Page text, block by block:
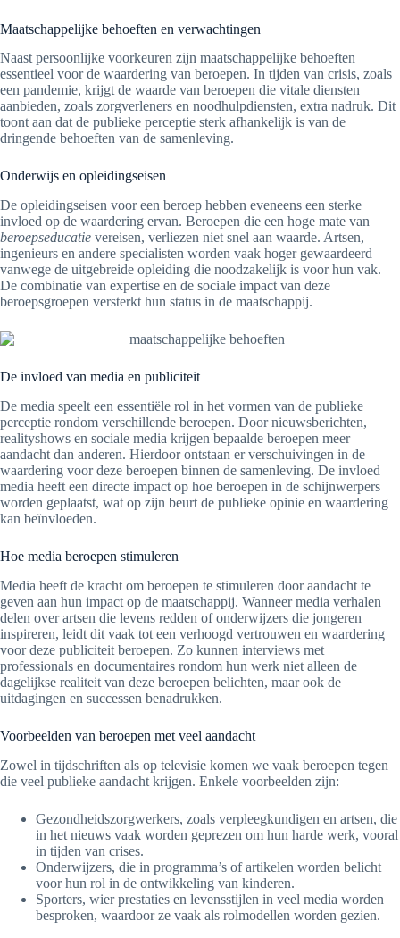
Maatschappelijke behoeften en verwachtingen
Naast persoonlijke voorkeuren zijn maatschappelijke behoeften
essentieel voor de waardering van beroepen. In tijden van crisis, zoals
een pandemie, krijgt de waarde van beroepen die vitale diensten
aanbieden, zoals zorgverleners en noodhulpdiensten, extra nadruk. Dit
toont aan dat de publieke perceptie sterk afhankelijk is van de
dringende behoeften van de samenleving.
Onderwijs en opleidingseisen
De opleidingseisen voor een beroep hebben eveneens een sterke
invloed op de waardering ervan. Beroepen die een hoge mate van
beroepseducatie vereisen, verliezen niet snel aan waarde. Artsen,
ingenieurs en andere specialisten worden vaak hoger gewaardeerd
vanwege de uitgebreide opleiding die noodzakelijk is voor hun vak.
De combinatie van expertise en de sociale impact van deze
beroepsgroepen versterkt hun status in de maatschappij.
De invloed van media en publiciteit
De media speelt een essentiële rol in het vormen van de publieke
perceptie rondom verschillende beroepen. Door nieuwsberichten,
realityshows en sociale media krijgen bepaalde beroepen meer
aandacht dan anderen. Hierdoor ontstaan er verschuivingen in de
waardering voor deze beroepen binnen de samenleving. De invloed
media heeft een directe impact op hoe beroepen in de schijnwerpers
worden geplaatst, wat op zijn beurt de publieke opinie en waardering
kan beïnvloeden.
Hoe media beroepen stimuleren
Media heeft de kracht om beroepen te stimuleren door aandacht te
geven aan hun impact op de maatschappij. Wanneer media verhalen
delen over artsen die levens redden of onderwijzers die jongeren
inspireren, leidt dit vaak tot een verhoogd vertrouwen en waardering
voor deze publiciteit beroepen. Zo kunnen interviews met
professionals en documentaires rondom hun werk niet alleen de
dagelijkse realiteit van deze beroepen belichten, maar ook de
uitdagingen en successen benadrukken.
Voorbeelden van beroepen met veel aandacht
Zowel in tijdschriften als op televisie komen we vaak beroepen tegen
die veel publieke aandacht krijgen. Enkele voorbeelden zijn:
Gezondheidszorgwerkers, zoals verpleegkundigen en artsen, die
in het nieuws vaak worden geprezen om hun harde werk, vooral
in tijden van crises.
Onderwijzers, die in programma’s of artikelen worden belicht
voor hun rol in de ontwikkeling van kinderen.
Sporters, wier prestaties en levensstijlen in veel media worden
besproken, waardoor ze vaak als rolmodellen worden gezien.